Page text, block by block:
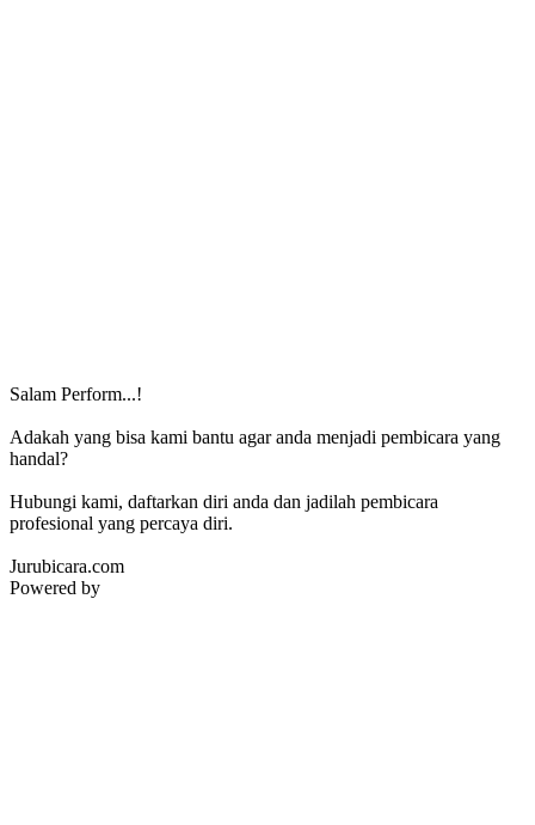
Salam Perform...!
Adakah yang bisa kami bantu agar anda menjadi pembicara yang
handal?
Hubungi kami, daftarkan diri anda dan jadilah pembicara
profesional yang percaya diri.
Jurubicara.com
Powered by